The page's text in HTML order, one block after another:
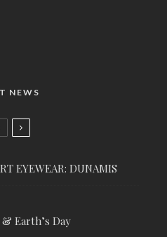
NEWS
EYEWEAR: DUNAMIS
Earth’s Day